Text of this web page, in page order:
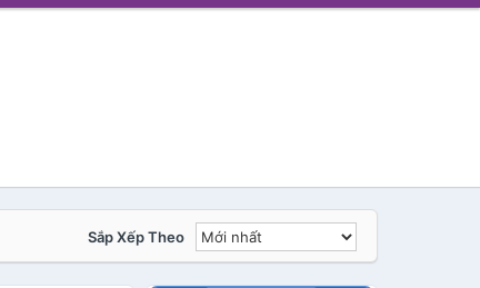
Sắp Xếp Theo